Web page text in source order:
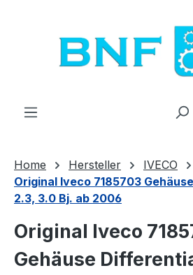
Home Hersteller
IVECO
Original Iveco 7185703
2.3, 3.0 Bj. ab 2006
Original Iveco
Gehäuse